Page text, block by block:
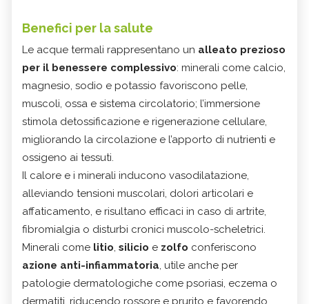
Benefici per la salute
Le acque termali rappresentano un alleato prezioso
per il benessere complessivo: minerali come calcio,
magnesio, sodio e potassio favoriscono pelle,
muscoli, ossa e sistema circolatorio; l’immersione
stimola detossificazione e rigenerazione cellulare,
migliorando la circolazione e l’apporto di nutrienti e
ossigeno ai tessuti.
Il calore e i minerali inducono vasodilatazione,
alleviando tensioni muscolari, dolori articolari e
affaticamento, e risultano efficaci in caso di artrite,
fibromialgia o disturbi cronici muscolo-scheletrici.
Minerali come litio, silicio e zolfo conferiscono
azione anti-infiammatoria, utile anche per
patologie dermatologiche come psoriasi, eczema o
dermatiti, riducendo rossore e prurito e favorendo